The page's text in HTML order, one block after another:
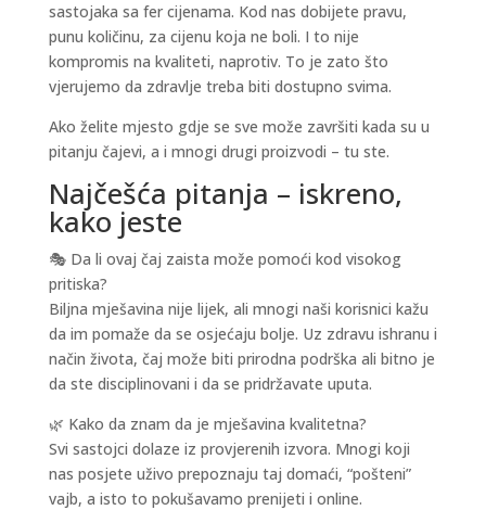
sastojaka sa fer cijenama. Kod nas dobijete pravu,
punu količinu, za cijenu koja ne boli. I to nije
kompromis na kvaliteti, naprotiv. To je zato što
vjerujemo da zdravlje treba biti dostupno svima.
Ako želite mjesto gdje se sve može završiti kada su u
pitanju čajevi, a i mnogi drugi proizvodi – tu ste.
Najčešća pitanja – iskreno,
kako jeste
🎭 Da li ovaj čaj zaista može pomoći kod visokog
pritiska?
Biljna mješavina nije lijek, ali mnogi naši korisnici kažu
da im pomaže da se osjećaju bolje. Uz zdravu ishranu i
način života, čaj može biti prirodna podrška ali bitno je
da ste disciplinovani i da se pridržavate uputa.
🌿 Kako da znam da je mješavina kvalitetna?
Svi sastojci dolaze iz provjerenih izvora. Mnogi koji
nas posjete uživo prepoznaju taj domaći, “pošteni”
vajb, a isto to pokušavamo prenijeti i online.